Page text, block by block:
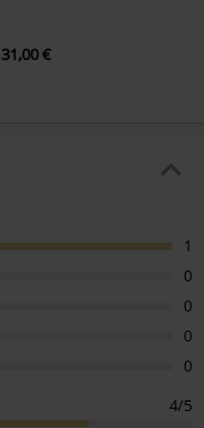
31,00 €
1
0
0
0
0
4/5